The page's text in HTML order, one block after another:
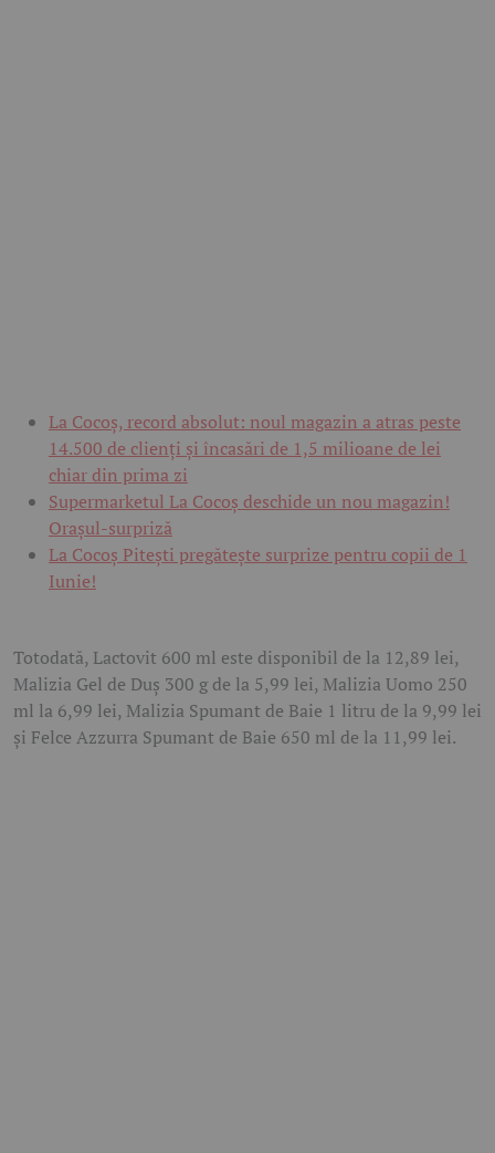
La Cocoș, record absolut: noul magazin a atras peste
14.500 de clienți și încasări de 1,5 milioane de lei
chiar din prima zi
Supermarketul La Cocoș deschide un nou magazin!
Orașul-surpriză
La Cocoș Pitești pregătește surprize pentru copii de 1
Iunie!
Totodată, Lactovit 600 ml este disponibil de la 12,89 lei,
Malizia Gel de Duș 300 g de la 5,99 lei, Malizia Uomo 250
ml la 6,99 lei, Malizia Spumant de Baie 1 litru de la 9,99 lei
și Felce Azzurra Spumant de Baie 650 ml de la 11,99 lei.